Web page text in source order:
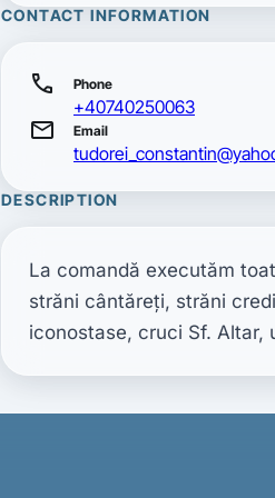
CONTACT INFORMATION
call Phone
+40740250063
mail Email
DESCRIPTION
La comandă executăm
străni cântăreţi, străni
iconostase, cruci Sf. Altar,